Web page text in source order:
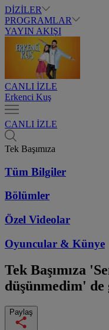
DİZİLER
PROGRAMLAR
YAYIN AKIŞI
CANLI İZLE
Erkenci Kuş
CANLI İZLE
Tek Başımıza
Tüm Bilgiler
Bölümler
Özel Videolar
Oyuncular & Künye
Tek Başımıza
düşünmedim' de
Paylaş